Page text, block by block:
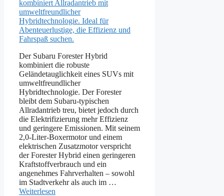
Der Subaru Forester Hybrid
kombiniert die robuste
Geländetauglichkeit eines SUVs mit
umweltfreundlicher
Hybridtechnologie. Der Forester
bleibt dem Subaru-typischen
Allradantrieb treu, bietet jedoch durch
die Elektrifizierung mehr Effizienz
und geringere Emissionen. Mit seinem
2,0-Liter-Boxermotor und einem
elektrischen Zusatzmotor verspricht
der Forester Hybrid einen geringeren
Kraftstoffverbrauch und ein
angenehmes Fahrverhalten – sowohl
im Stadtverkehr als auch im …
Weiterlesen